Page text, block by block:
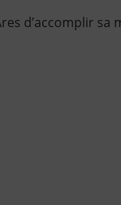
d’accomplir sa